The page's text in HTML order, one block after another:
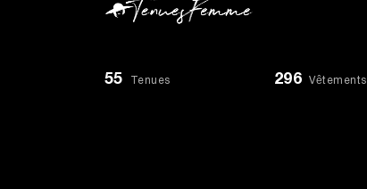
55 Tenues 296 Vêtements